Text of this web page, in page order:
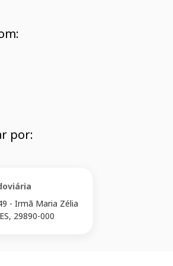
por:
- Irmã Maria Zélia
29890-000